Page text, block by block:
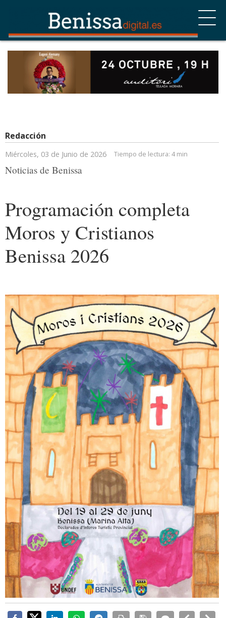
Redacción
Miércoles, 03 de Junio de 2026 Tiempo de lectura: 4 min
Noticias de Benissa
Programación completa
Moros y Cristianos
Benissa 2026